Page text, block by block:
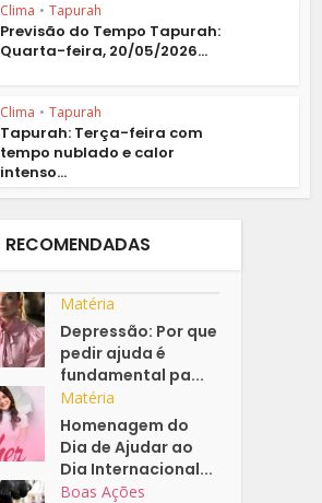
Clima • Tapurah
Previsão do Tempo Tapurah:
Quarta-feira, 20/05/2026...
Clima • Tapurah
Tapurah: Terça-feira com
tempo nublado e calor
intenso...
RECOMENDADAS
Matéria
Depressão: Por que
pedir ajuda é
fundamental pa...
Matéria
Homenagem do
Dia de Ajudar ao
Dia Internacional...
Boas Ações